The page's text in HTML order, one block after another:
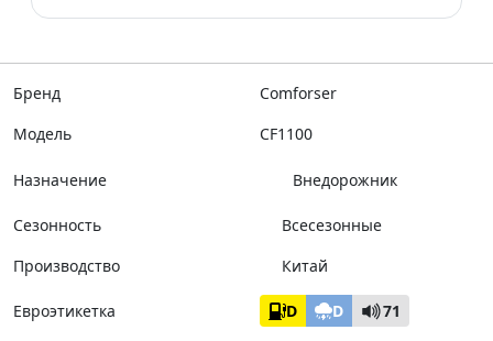
Бренд
Comforser
Модель
CF1100
Назначение Внедорожник
Сезонность
Всесезонные
Производство
Китай
Евроэтикетка D D 71